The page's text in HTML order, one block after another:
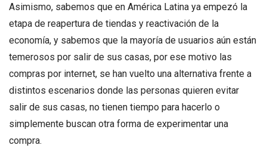
Asimismo, sabemos que en América Latina ya empezó la
etapa de reapertura de tiendas y reactivación de la
economía, y sabemos que la mayoría de usuarios aún están
temerosos por salir de sus casas, por ese motivo las
compras por internet, se han vuelto una alternativa frente a
distintos escenarios donde las personas quieren evitar
salir de sus casas, no tienen tiempo para hacerlo o
simplemente buscan otra forma de experimentar una
compra.